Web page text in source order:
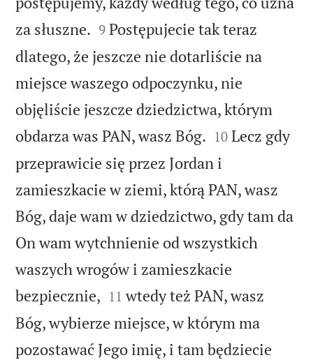
za słuszne. 

9 Postępujecie tak teraz
dlatego, że jeszcze nie dotarliście na
miejsce waszego odpoczynku, nie
objęliście jeszcze dziedzictwa, którym
obdarza was PAN, wasz Bóg. 

10 Lecz gdy
przeprawicie się przez Jordan i
zamieszkacie w ziemi, którą PAN, wasz
Bóg, daje wam w dziedzictwo, gdy tam da
On wam wytchnienie od wszystkich
waszych wrogów i zamieszkacie
bezpiecznie, 

11 wtedy też PAN, wasz
Bóg, wybierze miejsce, w którym ma
pozostawać Jego imię, i tam będziecie